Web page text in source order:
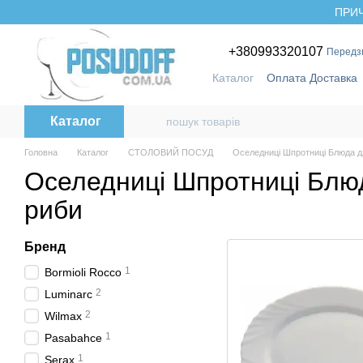
+380993320107
Каталог Оплата Доставка
Каталог
Головна Каталог СТОЛОВИЙ ПОСУД Оселедниці Шпротниці Блюда
Оселедниці Шпротниці
риби
Бренд
Bormioli Rocco 1
Luminarc 2
Wilmax 2
Pasabahce 1
Serax 1